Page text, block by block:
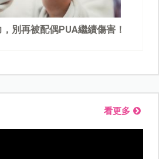
別再被配偶PUA繼續傷害！
看更多